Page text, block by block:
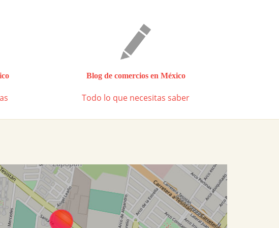
Blog de comercios en México
Todo lo que necesitas saber